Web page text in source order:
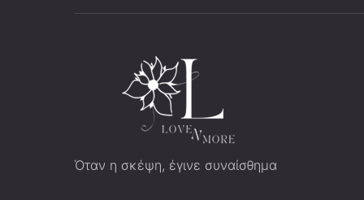
Όταν η σκέψη, έγινε συναίσθημα